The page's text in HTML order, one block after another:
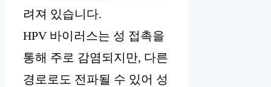
려져 있습니다.
HPV 바이러스는 성 접촉을
통해 주로 감염되지만, 다른
경로로도 전파될 수 있어 성